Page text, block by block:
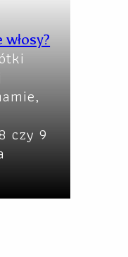
czy 9